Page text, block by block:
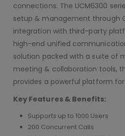
connections. The UCM6300
setup & management through
integration with third-party
high-end unified
solution packed with a suite of
meeting & collaboration tools,
provides a powerful platform
Key Features & Benefits:
Supports up to 1000 Users
200 Concurrent Calls